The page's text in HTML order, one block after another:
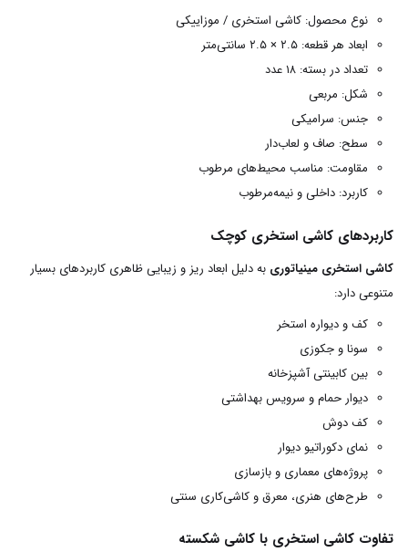
نوع محصول: کاشی استخری / موزاییکی
ابعاد هر قطعه: ۲.۵ × ۲.۵ سانتی‌متر
تعداد در بسته: ۱۸ عدد
شکل: مربعی
جنس: سرامیکی
سطح: صاف و لعاب‌دار
مقاومت: مناسب محیط‌های مرطوب
کاربرد: داخلی و نیمه‌مرطوب
کاربردهای کاشی استخری کوچک
کاشی استخری مینیاتوری به دلیل ابعاد ریز و زیبایی ظاهری کاربردهای بسیار
متنوعی دارد:
کف و دیواره استخر
سونا و جکوزی
بین کابینتی آشپزخانه
دیوار حمام و سرویس بهداشتی
کف دوش
نمای دکوراتیو دیوار
پروژه‌های معماری و بازسازی
طرح‌های هنری، معرق و کاشی‌کاری سنتی
تفاوت کاشی استخری با کاشی شکسته